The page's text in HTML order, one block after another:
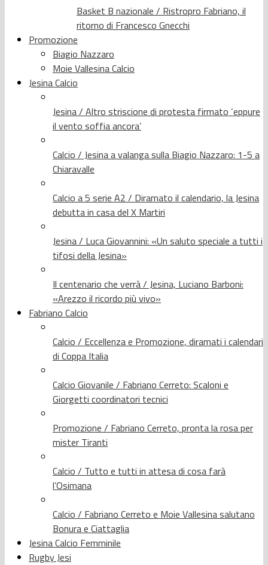
Basket B nazionale / Ristropro Fabriano, il
ritorno di Francesco Gnecchi
Promozione
Biagio Nazzaro
Moie Vallesina Calcio
Jesina Calcio
Jesina / Altro striscione di protesta firmato ‘eppure
il vento soffia ancora’
Calcio / Jesina a valanga sulla Biagio Nazzaro: 1-5 a
Chiaravalle
Calcio a 5 serie A2 / Diramato il calendario, la Jesina
debutta in casa del X Martiri
Jesina / Luca Giovannini: «Un saluto speciale a tutti i
tifosi della Jesina»
Il centenario che verrà / Jesina, Luciano Barboni:
«Arezzo il ricordo più vivo»
Fabriano Calcio
Calcio / Eccellenza e Promozione, diramati i calendari
di Coppa Italia
Calcio Giovanile / Fabriano Cerreto: Scaloni e
Giorgetti coordinatori tecnici
Promozione / Fabriano Cerreto, pronta la rosa per
mister Tiranti
Calcio / Tutto e tutti in attesa di cosa farà
l’Osimana
Calcio / Fabriano Cerreto e Moie Vallesina salutano
Bonura e Ciattaglia
Jesina Calcio Femminile
Rugby Jesi